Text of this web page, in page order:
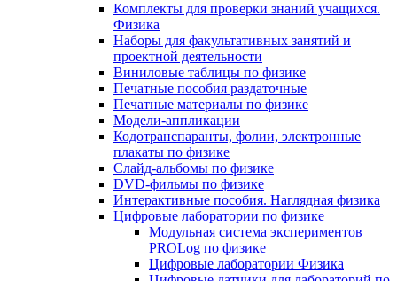
Комплекты для проверки знаний учащихся.
Физика
Наборы для факультативных занятий и
проектной деятельности
Виниловые таблицы по физике
Печатные пособия раздаточные
Печатные материалы по физике
Модели-аппликации
Кодотранспаранты, фолии, электронные
плакаты по физике
Слайд-альбомы по физике
DVD-фильмы по физике
Интерактивные пособия. Наглядная физика
Цифровые лаборатории по физике
Модульная система экспериментов
PROLog по физике
Цифровые лаборатории Физика